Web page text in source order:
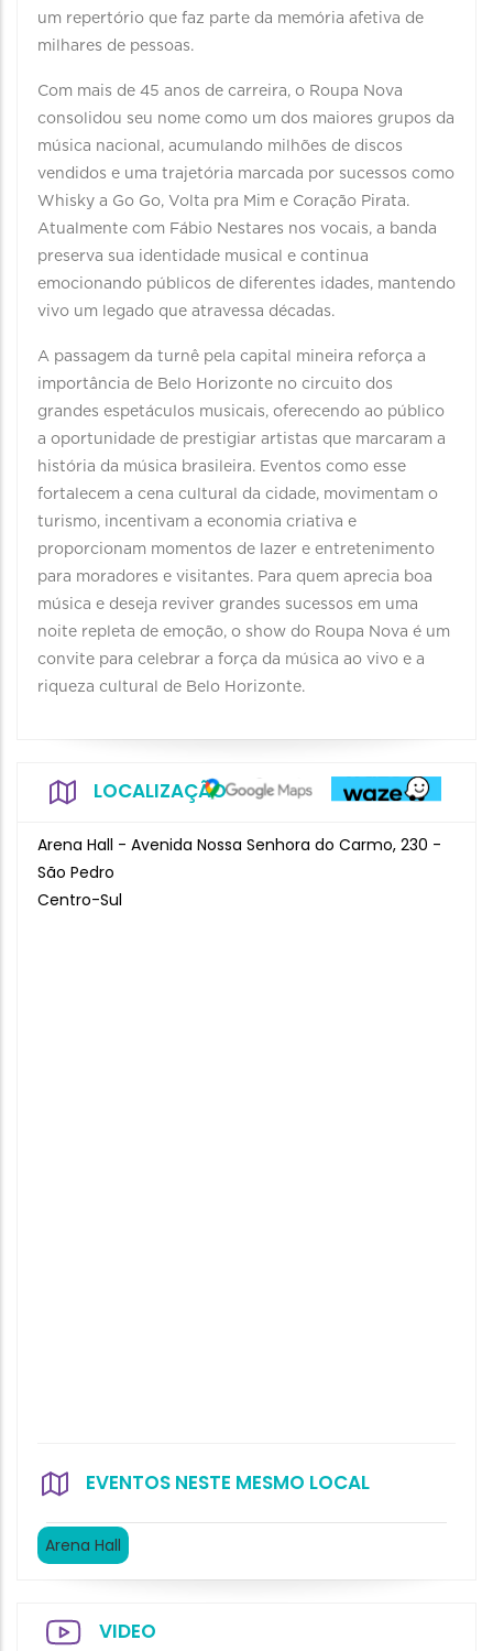
um repertório que faz parte da memória afetiva de
milhares de pessoas.
Com mais de 45 anos de carreira, o Roupa Nova
consolidou seu nome como um dos maiores grupos da
música nacional, acumulando milhões de discos
vendidos e uma trajetória marcada por sucessos como
Whisky a Go Go, Volta pra Mim e Coração Pirata.
Atualmente com Fábio Nestares nos vocais, a banda
preserva sua identidade musical e continua
emocionando públicos de diferentes idades, mantendo
vivo um legado que atravessa décadas.
A passagem da turnê pela capital mineira reforça a
importância de Belo Horizonte no circuito dos
grandes espetáculos musicais, oferecendo ao público
a oportunidade de prestigiar artistas que marcaram a
história da música brasileira. Eventos como esse
fortalecem a cena cultural da cidade, movimentam o
turismo, incentivam a economia criativa e
proporcionam momentos de lazer e entretenimento
para moradores e visitantes. Para quem aprecia boa
música e deseja reviver grandes sucessos em uma
noite repleta de emoção, o show do Roupa Nova é um
convite para celebrar a força da música ao vivo e a
riqueza cultural de Belo Horizonte.
LOCALIZAÇÃO
Arena Hall - Avenida Nossa Senhora do Carmo, 230 -
São Pedro
Centro-Sul
EVENTOS NESTE MESMO LOCAL
Arena Hall
VIDEO